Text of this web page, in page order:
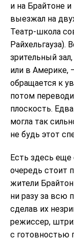
и на Брайтоне
выезжал на
Театр-школа
зрительный
или в Америке,
обращается к
потом
плоскость.
могла так
не будь этот
Есть здесь
очередь стоит
жители
ни разу за всю
сделав их
режиссер,
с готовностью